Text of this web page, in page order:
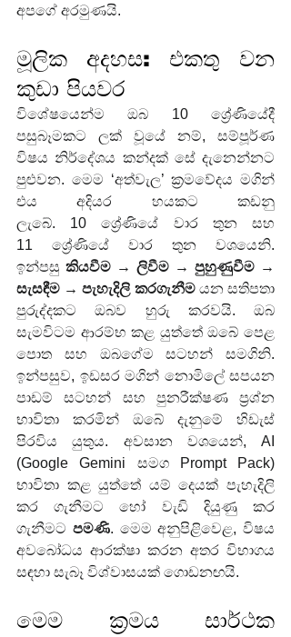
අපගේ අරමුණයි.
මූලික අදහස: එකතු වන
කුඩා පියවර
විශේෂයෙන්ම ඔබ 10 ශ්‍රේණියේදී
පසුබෑමකට ලක් වූයේ නම්, සම්පූර්ණ
විෂය නිර්දේශය කන්දක් සේ දැනෙන්නට
පුළුවන. මෙම ‘අත්වැල’ ක්‍රමවේදය මගින්
එය අදියර හයකට කඩනු
ලැබේ. 10 ශ්‍රේණියේ වාර තුන සහ
11 ශ්‍රේණියේ වාර තුන වශයෙනි.
ඉන්පසු කියවීම → ලිවීම → පුහුණුවීම →
සැසඳීම → පැහැදිලි කරගැනීම යන සතිපතා
පුරුද්දකට ඔබව හුරු කරවයි. ඔබ
සැමවිටම ආරම්භ කළ යුත්තේ ඔබේ පෙළ
පොත සහ ඔබගේම සටහන් සමගිනි.
ඉන්පසුව, ඉඩසර මගින් නොමිලේ සපයන
පාඩම් සටහන් සහ පුනරීක්ෂණ ප්‍රශ්න
භාවිතා කරමින් ඔබේ දැනුමේ හිඩැස්
පිරවිය යුතුය. අවසාන වශයෙන්, AI
(Google Gemini සමග Prompt Pack)
භාවිතා කළ යුත්තේ යම් දෙයක් පැහැදිලි
කර ගැනීමට හෝ වැඩි දියුණු කර
ගැනීමට පමණි. මෙම අනුපිළිවෙළ, විෂය
අවබෝධය ආරක්ෂා කරන අතර විභාගය
සඳහා සැබෑ විශ්වාසයක් ගොඩනඟයි.
මෙම ක්‍රමය සාර්ථක